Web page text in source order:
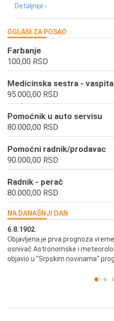
Detaljnije ›
OGLASI ZA POSAO
Farbanje
100,00 RSD
Medicinska sestra -
95.000,00 RSD
Pomoćnik u auto servisu
80.000,00 RSD
Pomoćni radnik/prodavac
90.000,00 RSD
Radnik - perač
80.000,00 RSD
NA DANAŠNJI DAN
6.8.1902.
Objavljena je prva prognoza
osnivač Astronomske i
objavio u "Srpskim novinama"